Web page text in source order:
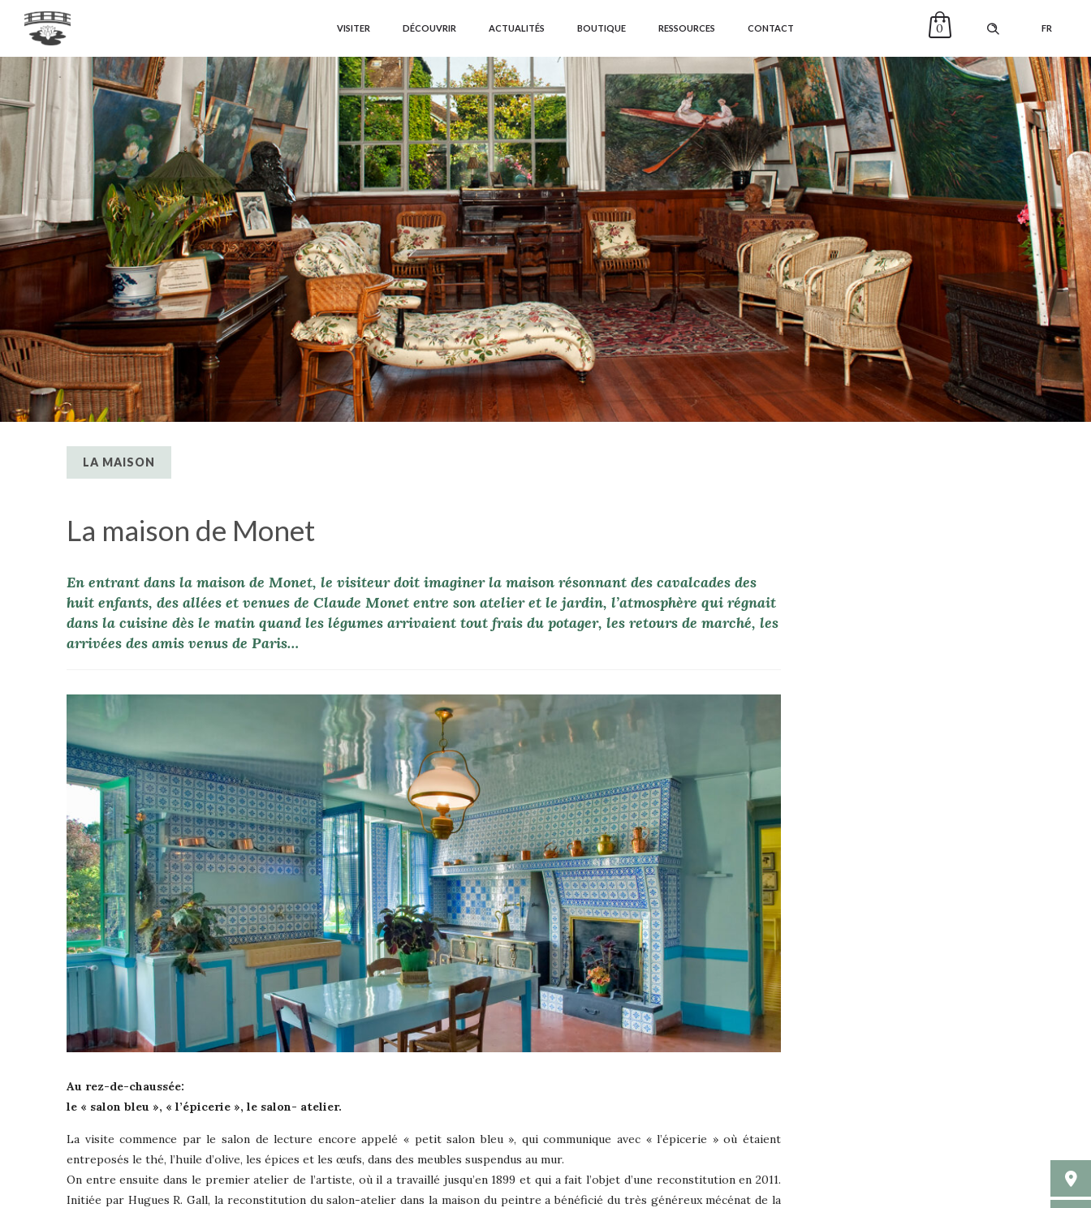
FR
0
VISITER DÉCOUVRIR ACTUALITÉS BOUTIQUE RESSOURCES CONTACT
LA MAISON
La maison de Monet
En entrant dans la maison de Monet, le visiteur doit imaginer la maison résonnant des cavalcades des
huit enfants, des allées et venues de Claude Monet entre son atelier et le jardin, l’atmosphère qui régnait
dans la cuisine dès le matin quand les légumes arrivaient tout frais du potager, les retours de marché, les
arrivées des amis venus de Paris…
Au rez-de-chaussée:
le « salon bleu », « l’épicerie », le salon- atelier.
La visite commence par le salon de lecture encore appelé « petit salon bleu », qui communique avec « l’épicerie » où étaient
entreposés le thé, l’huile d’olive, les épices et les œufs, dans des meubles suspendus au mur.
On entre ensuite dans le premier atelier de l’artiste, où il a travaillé jusqu’en 1899 et qui a fait l’objet d’une reconstitution en 2011.
Initiée par Hugues R. Gall, la reconstitution du salon-atelier dans la maison du peintre a bénéficié du très généreux mécénat de la